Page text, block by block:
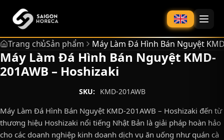
chính
Trang chủSản phẩm Máy Làm Đá Hình Bán Nguyệt
Máy Làm Đá Hình Bán Nguyệt KMD-
201AWB – Hoshizaki
SKU: KMD-201AWB
Máy Làm Đá Hình Bán Nguyệt KMD-201AWB – Hoshizaki đến từ
thương hiệu Hoshizaki nổi tiếng Nhật Bản là giải pháp hoàn hảo
cho các doanh nghiệp kinh doanh dịch vụ ăn uống như quán cà